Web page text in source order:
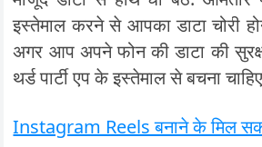
इस्तेमाल करने से आपका डाटा चोरी
अगर आप अपने फोन की डाटा की
थर्ड पार्टी एप के इस्तेमाल से बचना
Instagram Reels बनाने के मिल